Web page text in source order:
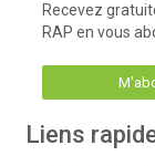
Recevez
RAP en vous
Liens